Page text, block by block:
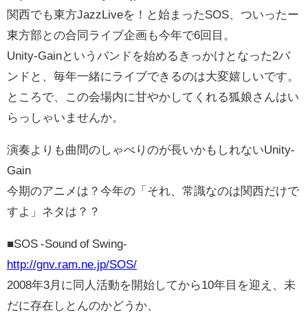
関西でも東方JazzLiveを！と始まったSOS、ついったー
東方部との合同ライブ企画も今年で6回目。
Unity-Gainというバンドを始めるきっかけとなった2バ
ンドと、毎年一緒にライブできるのは大変嬉しいです。
ところで、この会場内に甘やかしてくれる狐娘さんはい
らっしゃいませんか。
演奏よりも曲間のしゃべりのが長いかもしれないUnity-
Gain
今期のアニメは？今年の「それ、常識なのは関西だけで
すよ」ネタは？？
■SOS -Sound of Swing-
http://gnv.ram.ne.jp/SOS/
2008年3月に同人活動を開始してから10年目を迎え、未
だに存在しとんのかどうか、